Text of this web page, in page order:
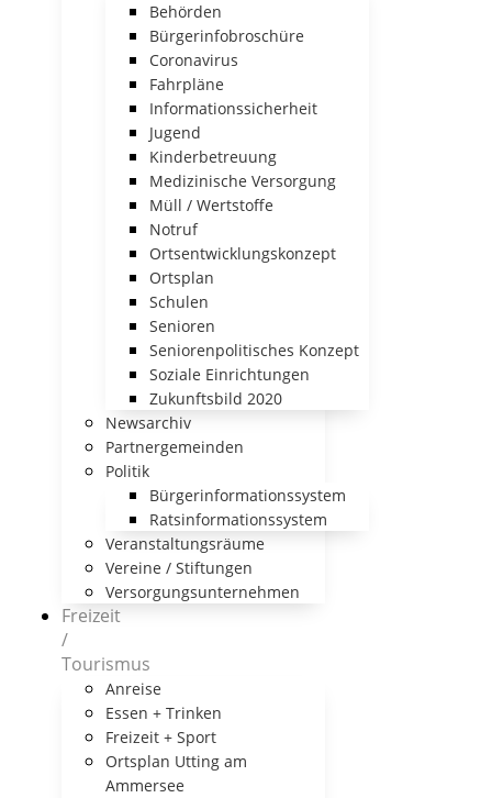
Behörden
Bürgerinfobroschüre
Coronavirus
Fahrpläne
Informationssicherheit
Jugend
Kinderbetreuung
Medizinische Versorgung
Müll / Wertstoffe
Notruf
Ortsentwicklungskonzept
Ortsplan
Schulen
Senioren
Seniorenpolitisches Konzept
Soziale Einrichtungen
Zukunftsbild 2020
Newsarchiv
Partnergemeinden
Politik
Bürgerinformationssystem
Ratsinformationssystem
Veranstaltungsräume
Vereine / Stiftungen
Versorgungsunternehmen
Freizeit
/
Tourismus
Anreise
Essen + Trinken
Freizeit + Sport
Ortsplan Utting am
Ammersee